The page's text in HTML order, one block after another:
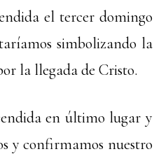
el tercer domingo
simbolizando la
la llegada de Cristo.
en último lugar y
y confirmamos nuestro